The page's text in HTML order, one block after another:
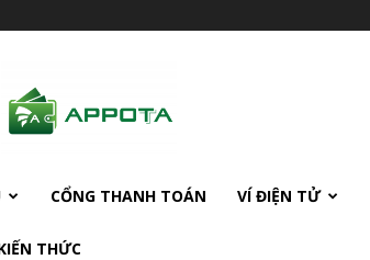
CỔNG THANH TOÁN VÍ ĐIỆN TỬ
THỨC